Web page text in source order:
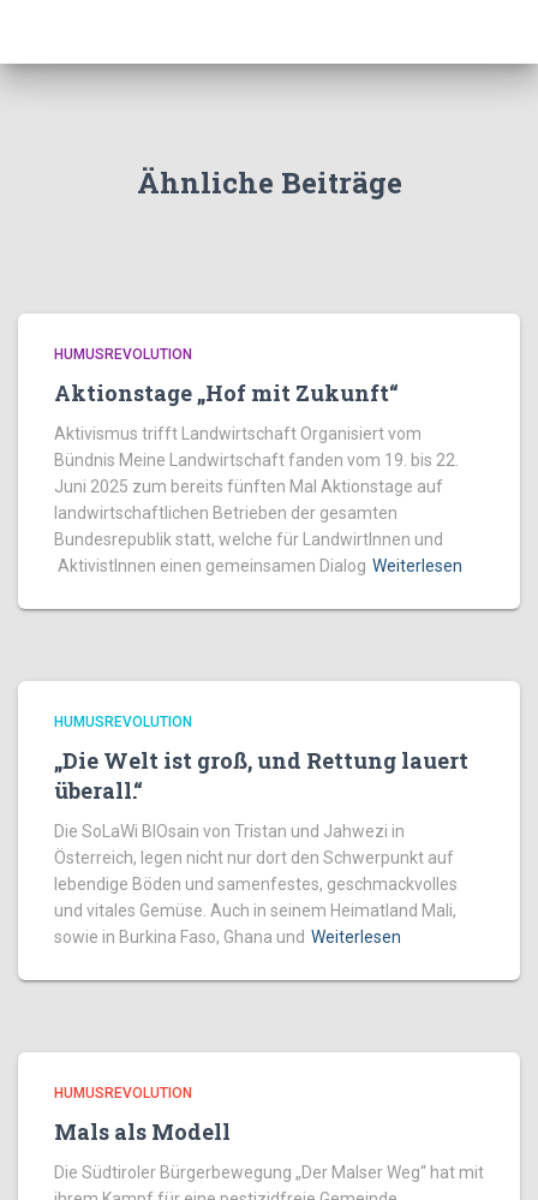
Ähnliche Beiträge
HUMUSREVOLUTION
Aktionstage „Hof mit Zukunft“
Aktivismus trifft Landwirtschaft Organisiert vom
Bündnis Meine Landwirtschaft fanden vom 19. bis 22.
Juni 2025 zum bereits fünften Mal Aktionstage auf
landwirtschaftlichen Betrieben der gesamten
Bundesrepublik statt, welche für LandwirtInnen und
AktivistInnen einen gemeinsamen Dialog Weiterlesen
HUMUSREVOLUTION
„Die Welt ist groß, und Rettung lauert
überall.“
Die SoLaWi BIOsain von Tristan und Jahwezi in
Österreich, legen nicht nur dort den Schwerpunkt auf
lebendige Böden und samenfestes, geschmackvolles
und vitales Gemüse. Auch in seinem Heimatland Mali,
sowie in Burkina Faso, Ghana und Weiterlesen
HUMUSREVOLUTION
Mals als Modell
Die Südtiroler Bürgerbewegung „Der Malser Weg“ hat mit